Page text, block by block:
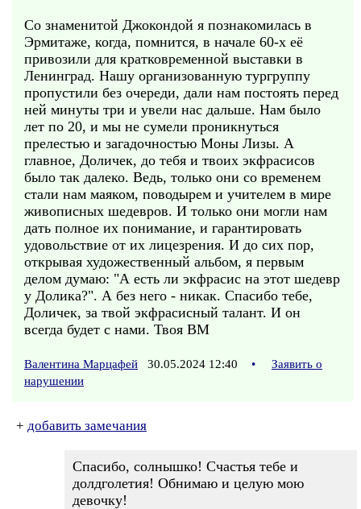
Со знаменитой Джокондой я познакомилась в
Эрмитаже, когда, помнится, в начале 60-х её
привозили для кратковременной выставки в
Ленинград. Нашу организованную тургруппу
пропустили без очереди, дали нам постоять перед
ней минуты три и увели нас дальше. Нам было
лет по 20, и мы не сумели проникнуться
прелестью и загадочностью Моны Лизы. А
главное, Доличек, до тебя и твоих экфрасисов
было так далеко. Ведь, только они со временем
стали нам маяком, поводырем и учителем в мире
живописных шедевров. И только они могли нам
дать полное их понимание, и гарантировать
удовольствие от их лицезрения. И до сих пор,
открывая художественный альбом, я первым
делом думаю: "А есть ли экфрасис на этот шедевр
у Долика?". А без него - никак. Спасибо тебе,
Доличек, за твой экфрасисный талант. И он
всегда будет с нами. Твоя ВМ
Валентина Марцафей 30.05.2024 12:40 •
Заявить о
нарушении
+ добавить замечания
Спасибо, солнышко! Счастья тебе и
долдголетия! Обнимаю и целую мою
девочку!